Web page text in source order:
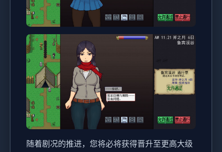
随着剧况的推进，您将必将获得晋升至更高大级